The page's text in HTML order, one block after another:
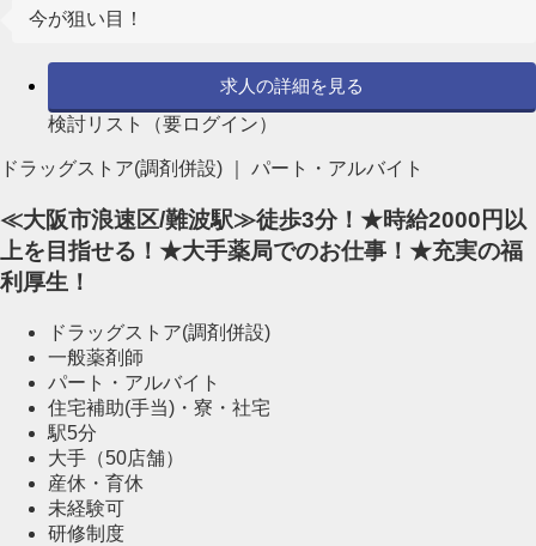
今が狙い目！
求人の詳細を見る
検討リスト（要ログイン）
ドラッグストア(調剤併設) ｜ パート・アルバイト
≪大阪市浪速区/難波駅≫徒歩3分！★時給2000円以
上を目指せる！★大手薬局でのお仕事！★充実の福
利厚生！
ドラッグストア(調剤併設)
一般薬剤師
パート・アルバイト
住宅補助(手当)・寮・社宅
駅5分
大手（50店舗）
産休・育休
未経験可
研修制度